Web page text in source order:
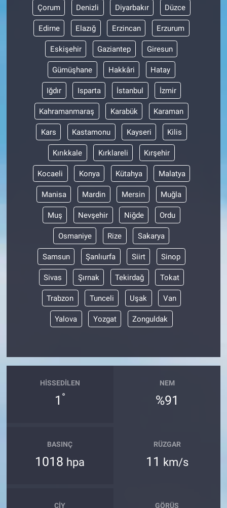
Çorum Denizli Diyarbakır Düzce
Edirne Elazığ Erzincan Erzurum
Eskişehir Gaziantep Giresun
Gümüşhane Hakkâri Hatay
Iğdır Isparta İstanbul İzmir
Kahramanmaraş Karabük Karaman
Kars Kastamonu Kayseri Kilis
Kırıkkale Kırklareli Kırşehir
Kocaeli Konya Kütahya Malatya
Manisa Mardin Mersin Muğla
Muş Nevşehir Niğde Ordu
Osmaniye Rize Sakarya
Samsun Şanlıurfa Siirt Sinop
Sivas Şırnak Tekirdağ Tokat
Trabzon Tunceli Uşak Van
Yalova Yozgat Zonguldak
HISSEDILEN
1 °
NEM
%91
BASINÇ
1018 hpa
RÜZGAR
11 km/s
ÇIY GÖRÜŞ